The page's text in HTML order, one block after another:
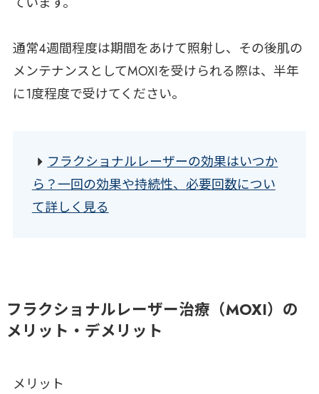
通常4週間程度は期間をあけて照射し、その後肌の
メンテナンスとしてMOXIを受けられる際は、半年
に1度程度で受けてください。
フラクショナルレーザーの効果はいつか
ら？一回の効果や持続性、必要回数につい
て詳しく見る
フラクショナルレーザー治療（MOXI）の
メリット・デメリット
メリット